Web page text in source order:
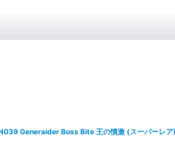
Generaider Boss Bite 王の憤激 (スーパーレ